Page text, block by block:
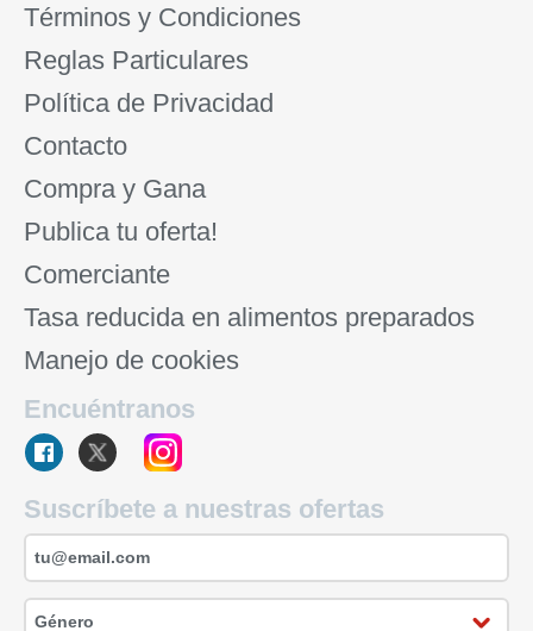
Términos y Condiciones
Reglas Particulares
Política de Privacidad
Contacto
Compra y Gana
Publica tu oferta!
Comerciante
Tasa reducida en alimentos preparados
Manejo de cookies
Encuéntranos
Suscríbete a nuestras ofertas